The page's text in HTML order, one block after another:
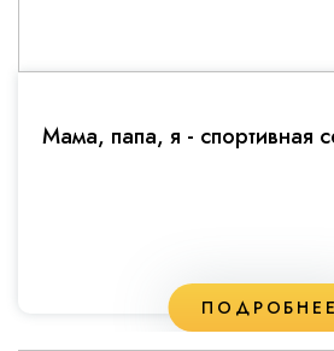
Мама, папа, я - спортивная
ПОДРОБНЕЕ